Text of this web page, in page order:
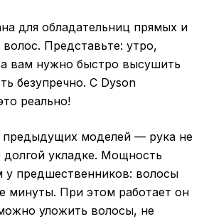
для обладательниц прямых и
Представьте: утро,
вам нужно быстро высушить
безупречно. С Dyson
реально!
предыдущих моделей — рука не
укладке. Мощность
предшественников: волосы
минуты. При этом работает он
уложить волосы, не